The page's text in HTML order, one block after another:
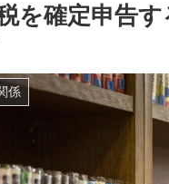
を確定申告
係